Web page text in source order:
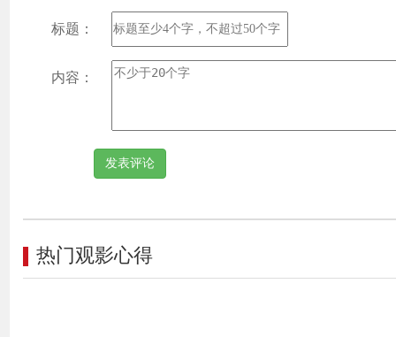
标题：
内容：
热门观影心得